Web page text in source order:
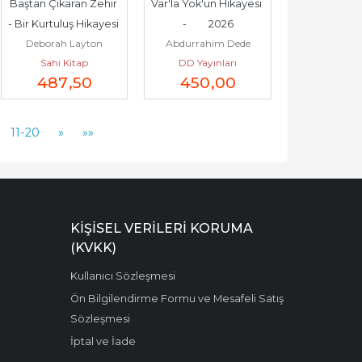
Baştan Çıkaran Zehir
- Bir Kurtuluş Hikayesi
-         2026
Deborah Layton
Sahi Kitap
487,50
Var'la Yok'un Hikayesi
-         2026
Abdurrahim Dede
DD Yayınları
450,00
11-20 » »»
KIŞISEL VERILERI KORUMA
(KVKK)
Kullanıcı Sözleşmesi
Ön Bilgilendirme Formu ve Mesafeli Satış
Sözleşmesi
İptal ve İade